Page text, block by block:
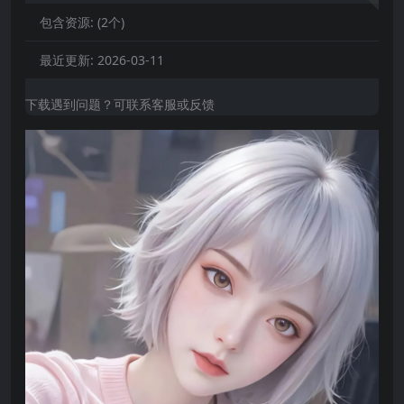
包含资源: (2个)
最近更新: 2026-03-11
下载遇到问题？可联系客服或反馈